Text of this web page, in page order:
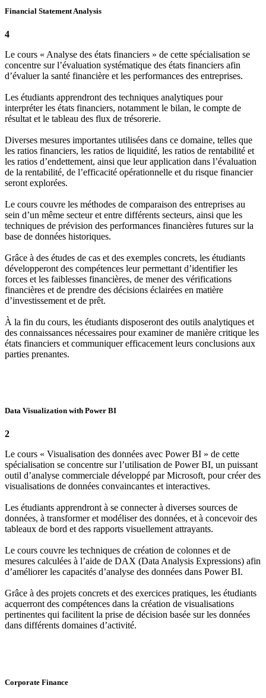
Financial Statement Analysis
4
Le cours « Analyse des états financiers » de cette spécialisation se
concentre sur l’évaluation systématique des états financiers afin
d’évaluer la santé financière et les performances des entreprises.
Les étudiants apprendront des techniques analytiques pour
interpréter les états financiers, notamment le bilan, le compte de
résultat et le tableau des flux de trésorerie.
Diverses mesures importantes utilisées dans ce domaine, telles que
les ratios financiers, les ratios de liquidité, les ratios de rentabilité et
les ratios d’endettement, ainsi que leur application dans l’évaluation
de la rentabilité, de l’efficacité opérationnelle et du risque financier
seront explorées.
Le cours couvre les méthodes de comparaison des entreprises au
sein d’un même secteur et entre différents secteurs, ainsi que les
techniques de prévision des performances financières futures sur la
base de données historiques.
Grâce à des études de cas et des exemples concrets, les étudiants
développeront des compétences leur permettant d’identifier les
forces et les faiblesses financières, de mener des vérifications
financières et de prendre des décisions éclairées en matière
d’investissement et de prêt.
À la fin du cours, les étudiants disposeront des outils analytiques et
des connaissances nécessaires pour examiner de manière critique les
états financiers et communiquer efficacement leurs conclusions aux
parties prenantes.
Data Visualization with Power BI
2
Le cours « Visualisation des données avec Power BI » de cette
spécialisation se concentre sur l’utilisation de Power BI, un puissant
outil d’analyse commerciale développé par Microsoft, pour créer des
visualisations de données convaincantes et interactives.
Les étudiants apprendront à se connecter à diverses sources de
données, à transformer et modéliser des données, et à concevoir des
tableaux de bord et des rapports visuellement attrayants.
Le cours couvre les techniques de création de colonnes et de
mesures calculées à l’aide de DAX (Data Analysis Expressions) afin
d’améliorer les capacités d’analyse des données dans Power BI.
Grâce à des projets concrets et des exercices pratiques, les étudiants
acquerront des compétences dans la création de visualisations
pertinentes qui facilitent la prise de décision basée sur les données
dans différents domaines d’activité.
Corporate Finance